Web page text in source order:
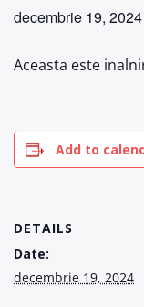
decembrie 19,
Aceasta este
Add to
DETAILS
Date:
decembrie 19, 2024